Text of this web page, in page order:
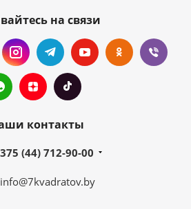
на связи
контакты
(44) 712-90-00
info@7kvadratov.by